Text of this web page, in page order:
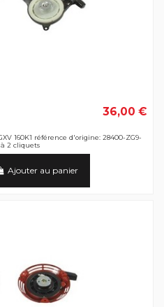
36,00 €
160K1 référence d'origine: 28400-ZG9-
2 cliquets
Ajouter au panier